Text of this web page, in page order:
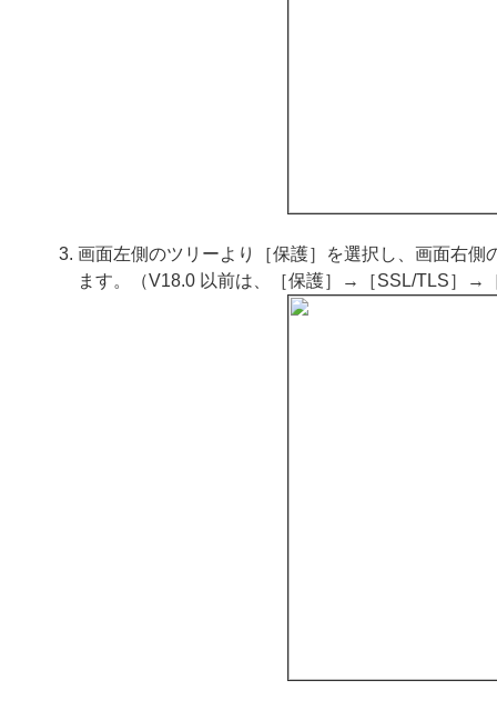
画面左側のツリーより［保護］を選択し、画面右
ます。（V18.0 以前は、［保護］→［SSL/TLS］→